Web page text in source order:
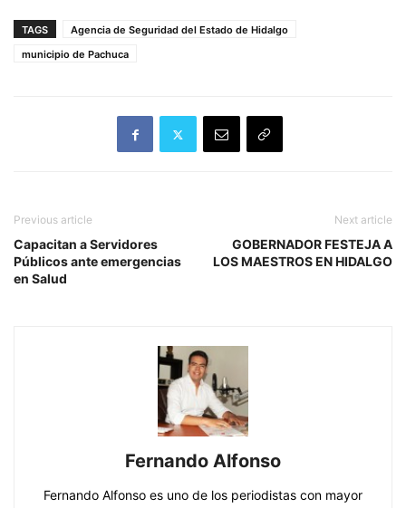
TAGS
Agencia de Seguridad del Estado de Hidalgo
municipio de Pachuca
Previous article
Capacitan a Servidores
Públicos ante emergencias
en Salud
Next article
GOBERNADOR FESTEJA A
LOS MAESTROS EN HIDALGO
Fernando Alfonso
Fernando Alfonso es uno de los periodistas con mayor